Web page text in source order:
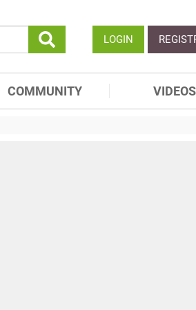
LOGIN
COMMUNITY VIDEOS